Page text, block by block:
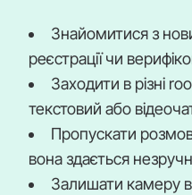
Знайомитися з
реєстрації чи
Заходити в різні
текстовий або
Пропускати
вона здається
Залишати камеру